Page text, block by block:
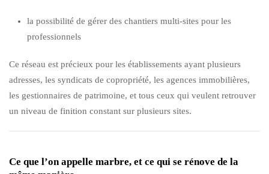
la possibilité de gérer des chantiers multi-sites pour les
professionnels
Ce réseau est précieux pour les établissements ayant plusieurs
adresses, les syndicats de copropriété, les agences immobilières,
les gestionnaires de patrimoine, et tous ceux qui veulent retrouver
un niveau de finition constant sur plusieurs sites.
Ce que l’on appelle marbre, et ce qui se rénove de la